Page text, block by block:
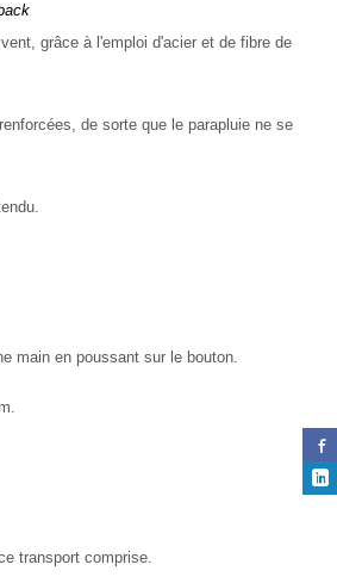
grâce à l'emploi d'acier et de fibre de
de sorte que le parapluie ne se
main en poussant sur le bouton.
transport comprise.